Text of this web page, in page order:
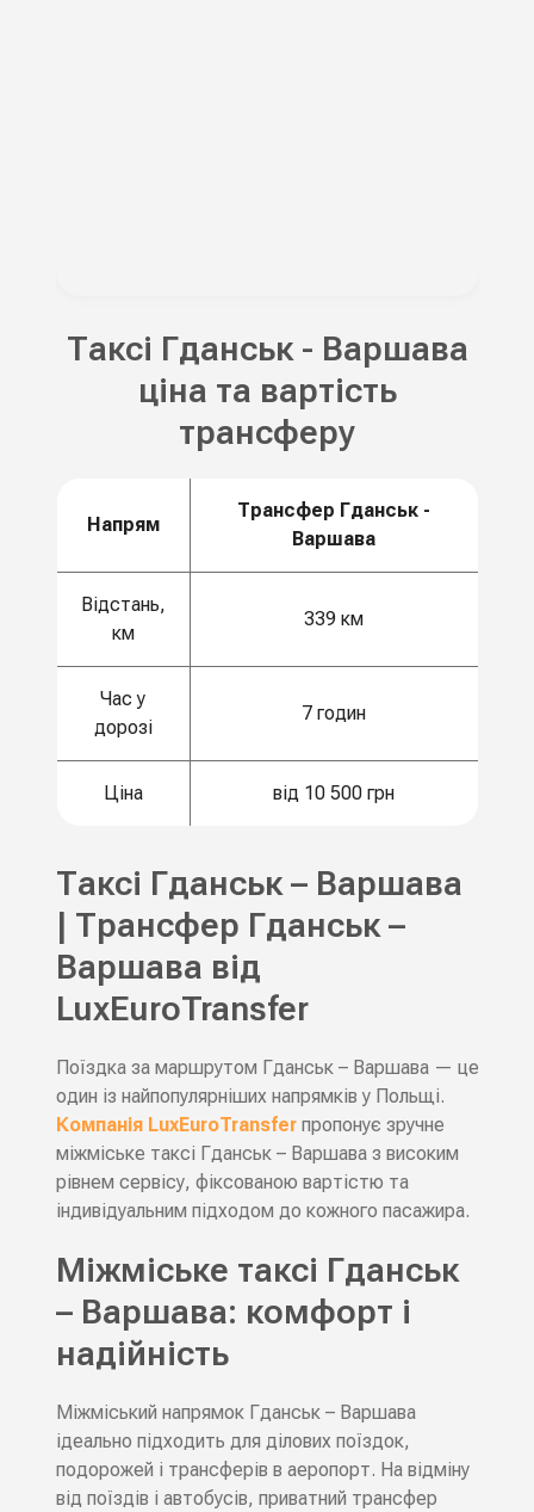
Таксі Гданськ - Варшава
ціна та вартість
трансферу
Напрям
Трансфер Гданськ -
Варшава
Відстань,
км
339 км
Час у
дорозі
7 годин
Ціна від 10 500 грн
Таксі Гданськ – Варшава
| Трансфер Гданськ –
Варшава від
LuxEuroTransfer
Поїздка за маршрутом Гданськ – Варшава — це
один із найпопулярніших напрямків у Польщі.
Компанія LuxEuroTransferпропонує зручне
міжміське таксі Гданськ – Варшава з високим
рівнем сервісу, фіксованою вартістю та
індивідуальним підходом до кожного пасажира.
Міжміське таксі Гданськ
– Варшава: комфорт і
надійність
Міжміський напрямок Гданськ – Варшава
ідеально підходить для ділових поїздок,
подорожей і трансферів в аеропорт. На відміну
від поїздів і автобусів, приватний трансфер